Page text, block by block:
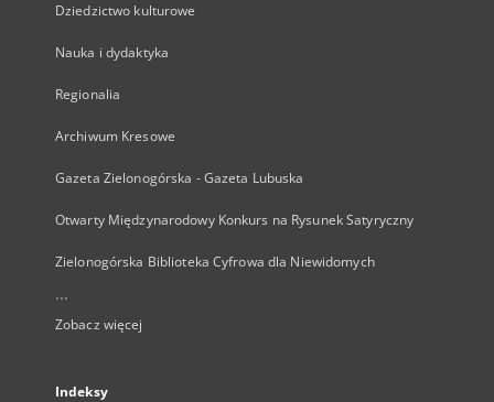
Dziedzictwo kulturowe
Nauka i dydaktyka
Regionalia
Archiwum Kresowe
Gazeta Zielonogórska - Gazeta Lubuska
Otwarty Międzynarodowy Konkurs na Rysunek Satyryczny
Zielonogórska Biblioteka Cyfrowa dla Niewidomych
...
Zobacz więcej
Indeksy